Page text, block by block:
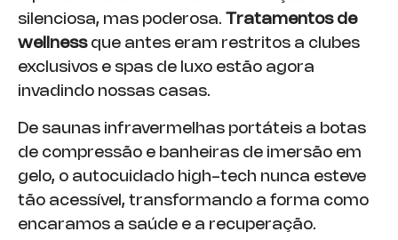
silenciosa, mas poderosa.
Tratamentos de
wellnessque antes eram restritos a clubes
exclusivos e spas de luxo estão agora
invadindo nossas casas.
De saunas infravermelhas portáteis a botas
de compressão e banheiras de imersão em
gelo, o autocuidado high-tech nunca esteve
tão acessível, transformando a forma como
encaramos a saúde e a recuperação.